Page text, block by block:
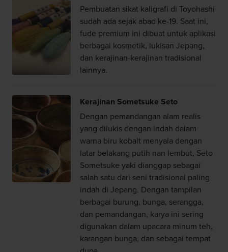
Pembuatan sikat kaligrafi di Toyohashi
sudah ada sejak abad ke-19. Saat ini,
fude premium ini dibuat untuk aplikasi
berbagai kosmetik, lukisan Jepang,
dan kerajinan-kerajinan tradisional
lainnya.
Kerajinan Sometsuke Seto
Dengan pemandangan alam realis
yang dilukis dengan indah dalam
warna biru kobalt menyala dengan
latar belakang putih nan lembut, Seto
Sometsuke yaki dianggap sebagai
salah satu dari seni tradisional paling
indah di Jepang. Dengan tampilan
berbagai burung, bunga, serangga,
dan pemandangan, karya ini sering
digunakan dalam upacara minum teh,
karangan bunga, dan sebagai tempat